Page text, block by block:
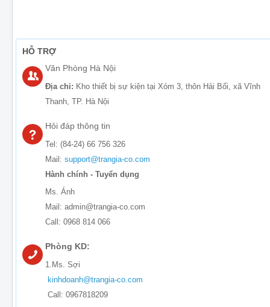
HỖ TRỢ
Văn Phòng Hà Nội
Địa chỉ: Kho thiết bị sự kiện tại Xóm 3, thôn Hải Bối, xã Vĩnh
Thanh, TP. Hà Nội
Hỏi đáp thông tin
Tel: (84-24) 66 756 326
Mail: support@trangia-co.com
Hành chính - Tuyển dụng
Ms. Ánh
Mail: admin@trangia-co.com
Call: 0968 814 066
Phòng KD:
1.Ms. Sợi
kinhdoanh@trangia-co.com
Call: 0967818209